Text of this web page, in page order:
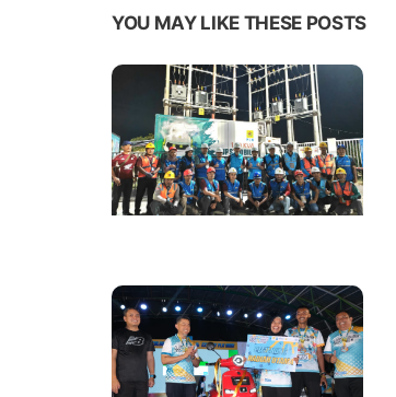
YOU MAY LIKE THESE POSTS